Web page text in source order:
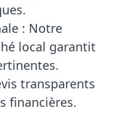
: Notre
local garantit
transparents
financières.